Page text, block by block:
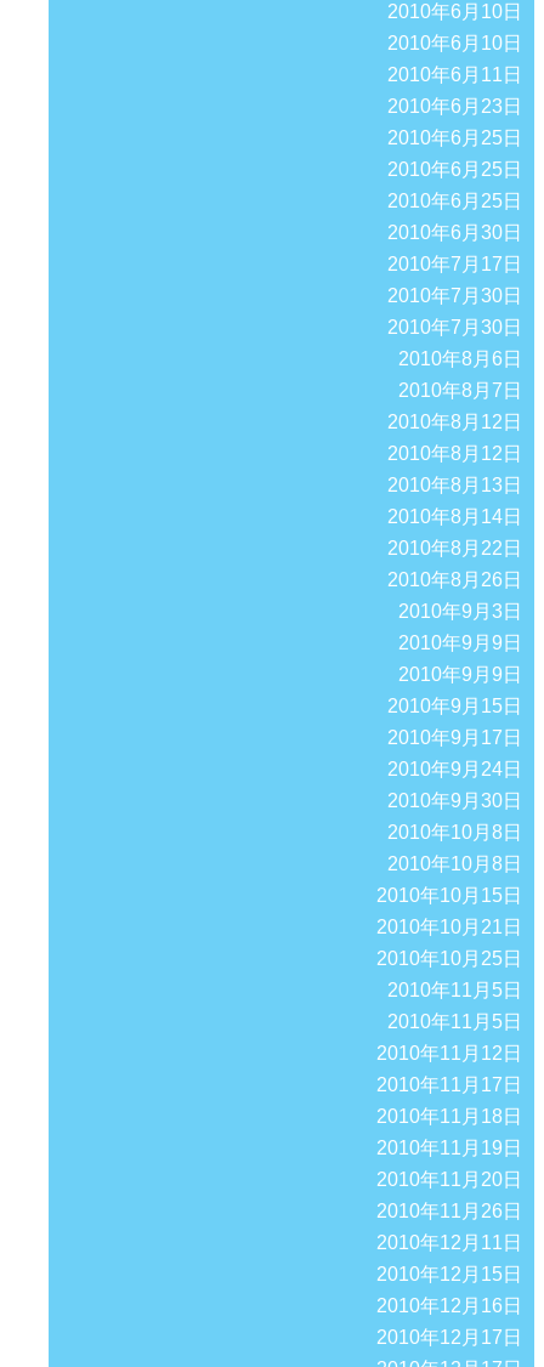
2010年6月10日
2010年6月10日
2010年6月11日
2010年6月23日
2010年6月25日
2010年6月25日
2010年6月25日
2010年6月30日
2010年7月17日
2010年7月30日
2010年7月30日
2010年8月6日
2010年8月7日
2010年8月12日
2010年8月12日
2010年8月13日
2010年8月14日
2010年8月22日
2010年8月26日
2010年9月3日
2010年9月9日
2010年9月9日
2010年9月15日
2010年9月17日
2010年9月24日
2010年9月30日
2010年10月8日
2010年10月8日
2010年10月15日
2010年10月21日
2010年10月25日
2010年11月5日
2010年11月5日
2010年11月12日
2010年11月17日
2010年11月18日
2010年11月19日
2010年11月20日
2010年11月26日
2010年12月11日
2010年12月15日
2010年12月16日
2010年12月17日